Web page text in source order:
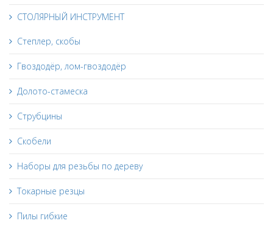
СТОЛЯРНЫЙ ИНСТРУМЕНТ
Степлер, скобы
Гвоздодёр, лом-гвоздодёр
Долото-стамеска
Струбцины
Скобели
Наборы для резьбы по дереву
Токарные резцы
Пилы гибкие